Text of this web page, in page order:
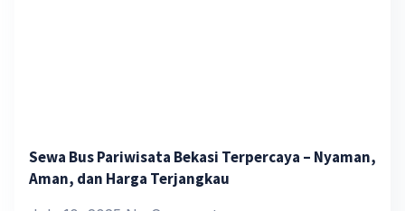
Sewa Bus Pariwisata Bekasi Terpercaya – Nyaman,
Aman, dan Harga Terjangkau